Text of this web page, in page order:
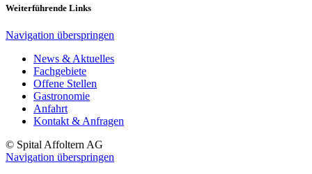
Weiterführende Links
Navigation überspringen
News & Aktuelles
Fachgebiete
Offene Stellen
Gastronomie
Anfahrt
Kontakt & Anfragen
© Spital Affoltern AG
Navigation überspringen